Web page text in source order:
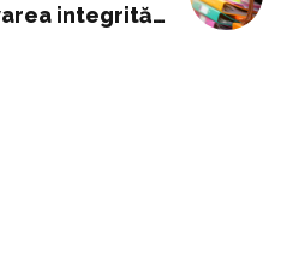
integrității